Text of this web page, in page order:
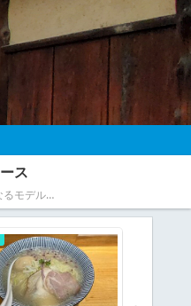
ス
京都観光の参考になるモデルコース